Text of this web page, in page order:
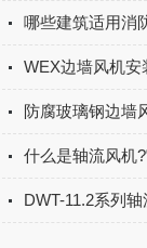
哪些建筑适用消
WEX边墙风机安
DWT-11.2系列